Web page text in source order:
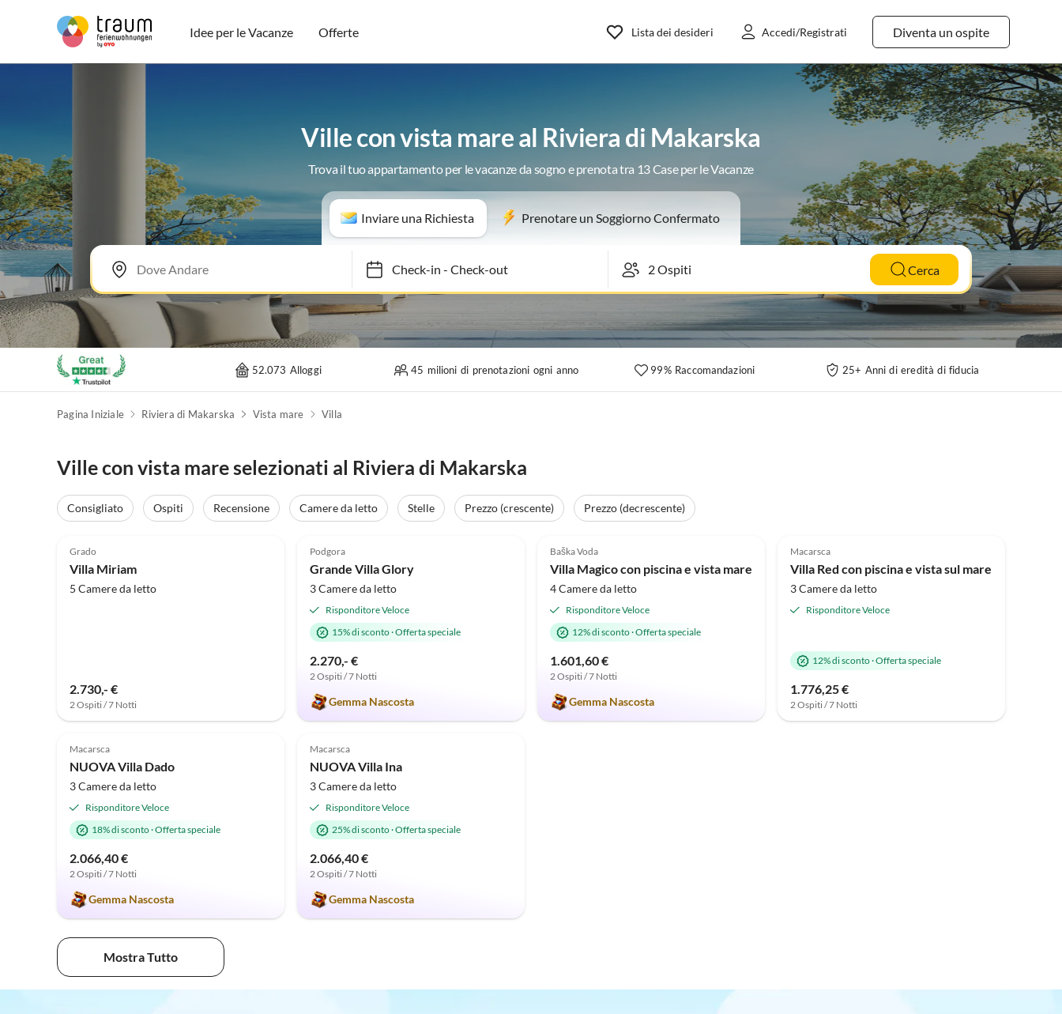
Idee per le Vacanze Offerte Diventa un ospite
Lista dei desideri Accedi/Registrati
Ville con vista mare al Riviera di Makarska
Trova il tuo appartamento per le vacanze da sogno e prenota tra 13 Case per le Vacanze
Inviare una Richiesta Prenotare un Soggiorno Confermato
Check-in- Check-out Cerca
52.073 Alloggi 45 milioni di prenotazioni ogni anno 99% Raccomandazioni 25+ Anni di eredità di fiducia
Pagina Iniziale Riviera di Makarska Vista mare Villa
Ville con vista mare selezionati al Riviera di Makarska
Consigliato Ospiti Recensione Camere da letto Stelle Prezzo (crescente)
Prezzo (decrescente)
Grado
Villa Miriam
5 Camere da letto
2.730,- €
2 Ospiti / 7 Notti
Podgora
Grande Villa Glory
3 Camere da letto
Risponditore Veloce
15% di sconto·Offerta speciale
2.270,- €
2 Ospiti / 7 Notti
Gemma Nascosta
Baška Voda
Villa Magico con piscina e vista mare
4 Camere da letto
Risponditore Veloce
12% di sconto·Offerta speciale
1.601,60 €
2 Ospiti / 7 Notti
Gemma Nascosta
Macarsca
Villa Red con piscina e vista sul mare
3 Camere da letto
Risponditore Veloce
12% di sconto·Offerta speciale
1.776,25 €
2 Ospiti / 7 Notti
5.0 (2)
Macarsca
NUOVA Villa Dado
3 Camere da letto
Risponditore Veloce
18% di sconto·Offerta speciale
2.066,40 €
2 Ospiti / 7 Notti
Gemma Nascosta
5.0 (1)
Macarsca
NUOVA Villa Ina
3 Camere da letto
Risponditore Veloce
25% di sconto·Offerta speciale
2.066,40 €
2 Ospiti / 7 Notti
Gemma Nascosta
Mostra Tutto